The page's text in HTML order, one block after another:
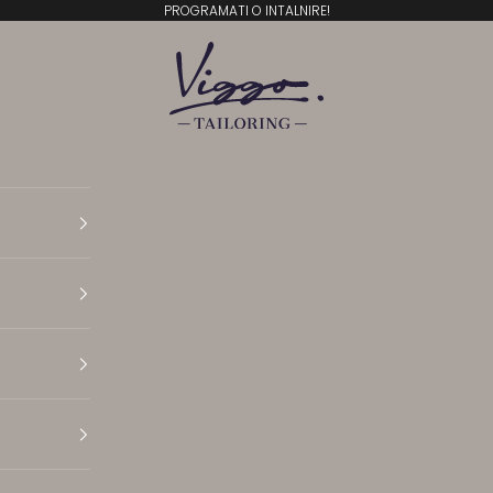
PROGRAMATI O INTALNIRE!
Viggo Tailoring
Translation missing: ro.general.accessibility.open
Translation missing: ro.general.accessibility.open
Translation missing: ro.general.accessibility.open
Translation missing: ro.general.accessibility.open